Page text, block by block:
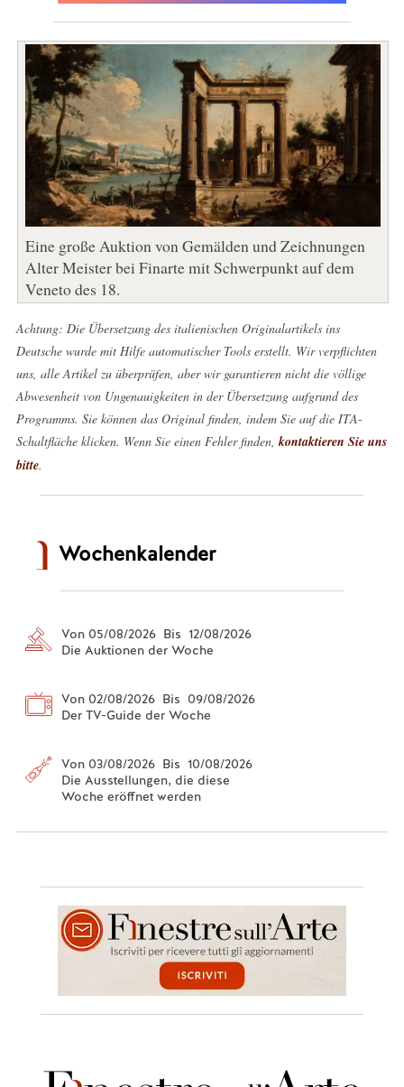
Eine große Auktion von Gemälden und Zeichnungen
Alter Meister bei Finarte mit Schwerpunkt auf dem
Veneto des 18.
Achtung: Die Übersetzung des italienischen Originalartikels ins
Deutsche wurde mit Hilfe automatischer Tools erstellt. Wir verpflichten
uns, alle Artikel zu überprüfen, aber wir garantieren nicht die völlige
Abwesenheit von Ungenauigkeiten in der Übersetzung aufgrund des
Programms. Sie können das Original finden, indem Sie auf die ITA-
Schaltfläche klicken. Wenn Sie einen Fehler finden,kontaktieren Sie uns
bitte.
Wochenkalender
Von 05/08/2026 Bis 12/08/2026
Die Auktionen der Woche
Von 02/08/2026 Bis 09/08/2026
Der TV-Guide der Woche
Von 03/08/2026 Bis 10/08/2026
Die Ausstellungen, die diese
Woche eröffnet werden